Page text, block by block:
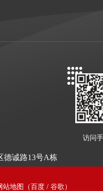
诚路13号A栋
访问
站地图 （百度/ 谷歌 ）